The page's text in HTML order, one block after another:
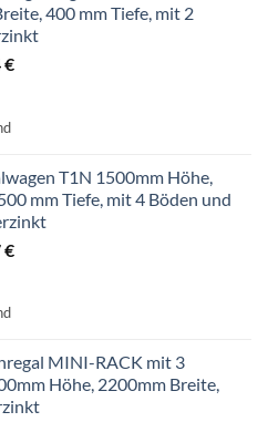
400 mm Tiefe, mit 2
€Aktueller
T1N 1500mm Höhe,
mm Tiefe, mit 4 Böden und
€Aktueller
MINI-RACK mit 3
Höhe, 2200mm Breite,